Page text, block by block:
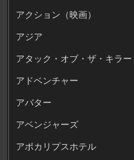
アクション（映画）
アジア
アタック・オブ・ザ・キラー
アドベンチャー
アバター
アベンジャーズ
アポカリプスホテル